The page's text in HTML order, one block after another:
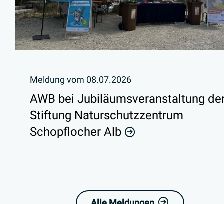
Meldung vom 08.07.2026
AWB bei Jubiläumsveranstaltung
Stiftung Naturschutzzentrum
Schopflocher Alb